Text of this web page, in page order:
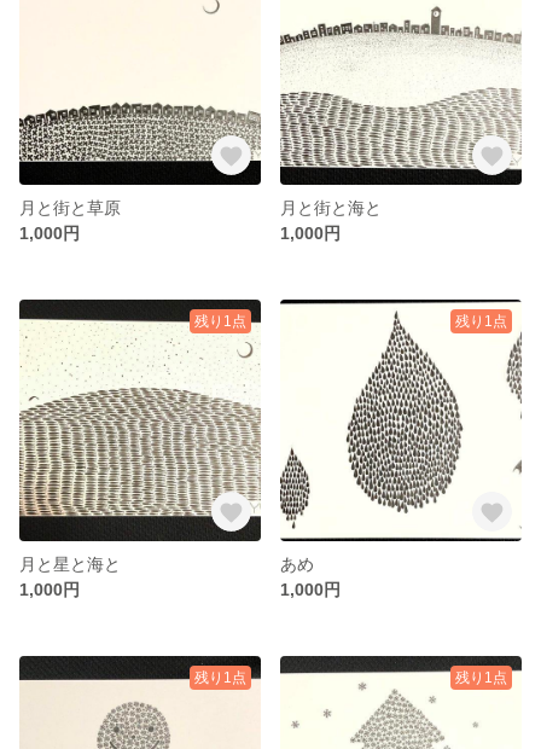
月と街と草原
1,000円
月と街と海と
1,000円
残り1点
月と星と海と
1,000円
残り1点
あめ
1,000円
残り1点 残り1点